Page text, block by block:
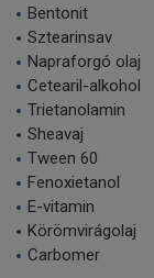
Bentonit
Sztearinsav
Napraforgó olaj
Cetearil-alkohol
Trietanolamin
Sheavaj
Tween 60
Fenoxietanol
E-vitamin
Körömvirágolaj
Carbomer